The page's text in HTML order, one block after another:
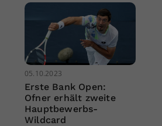
05.10.2023
Erste Bank Open:
Ofner erhält zweite
Hauptbewerbs-
Wildcard